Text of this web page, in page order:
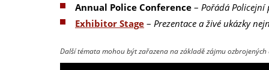
Annual Police Conference – Pořádá Policejní
Exhibitor Stage – Prezentace a živé ukázky
Další témata mohou být zařazena na základě zájmu